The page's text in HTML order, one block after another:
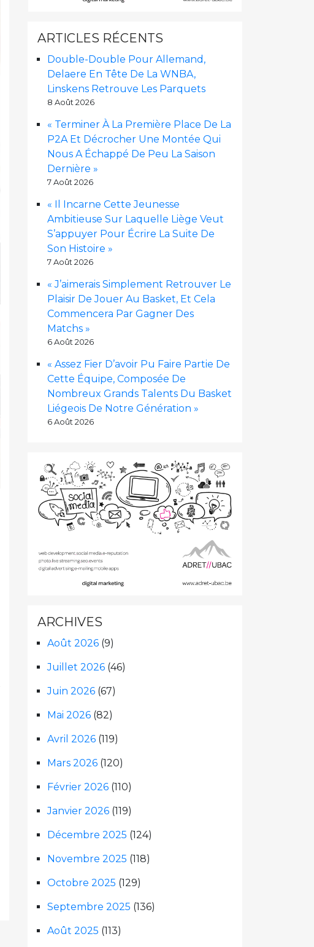
ARTICLES RÉCENTS
Double-Double Pour Allemand,
Delaere En Tête De La WNBA,
Linskens Retrouve Les Parquets
8 Août 2026
« Terminer À La Première Place De La
P2A Et Décrocher Une Montée Qui
Nous A Échappé De Peu La Saison
Dernière »
7 Août 2026
« Il Incarne Cette Jeunesse
Ambitieuse Sur Laquelle Liège Veut
S’appuyer Pour Écrire La Suite De
Son Histoire »
7 Août 2026
« J’aimerais Simplement Retrouver Le
Plaisir De Jouer Au Basket, Et Cela
Commencera Par Gagner Des
Matchs »
6 Août 2026
« Assez Fier D’avoir Pu Faire Partie De
Cette Équipe, Composée De
Nombreux Grands Talents Du Basket
Liégeois De Notre Génération »
6 Août 2026
ARCHIVES
Août 2026 (9)
Juillet 2026 (46)
Juin 2026 (67)
Mai 2026 (82)
Avril 2026 (119)
Mars 2026 (120)
Février 2026 (110)
Janvier 2026 (119)
Décembre 2025 (124)
Novembre 2025 (118)
Octobre 2025 (129)
Septembre 2025 (136)
Août 2025 (113)